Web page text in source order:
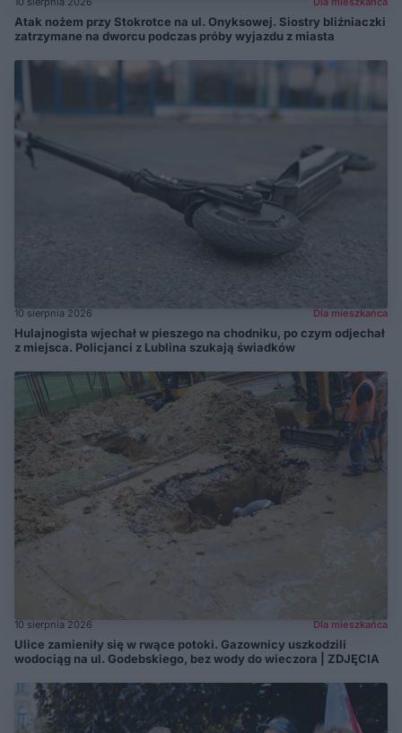
Atak nożem przy Stokrotce na ul. Onyksowej. Siostry bliźniaczki
zatrzymane na dworcu podczas próby wyjazdu z miasta
10 sierpnia 2026 Dla mieszkańca
Hulajnogista wjechał w pieszego na chodniku, po czym odjechał
z miejsca. Policjanci z Lublina szukają świadków
10 sierpnia 2026 Dla mieszkańca
Ulice zamieniły się w rwące potoki. Gazownicy uszkodzili
wodociąg na ul. Godebskiego, bez wody do wieczora | ZDJĘCIA